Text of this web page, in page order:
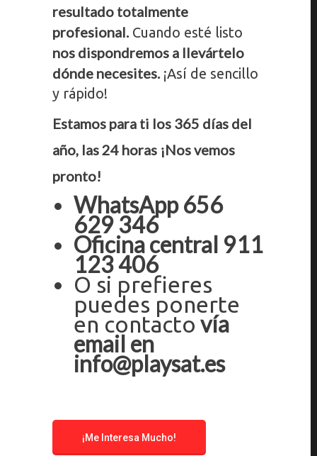
resultado totalmente
profesional.Cuando esté listo
nos dispondremos a llevártelo
dónde necesites.¡Así de sencillo
y rápido!
Estamos para ti los 365 días del
año, las 24 horas ¡Nos vemos
pronto!
WhatsApp 656
629 346
Oficina central 911
123 406
O si prefieres
puedes ponerte
en contacto vía
email en
info@playsat.es
¡Me Interesa Mucho!